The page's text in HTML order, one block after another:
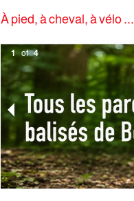
À pied, à cheval, à vélo ...
1 of 4